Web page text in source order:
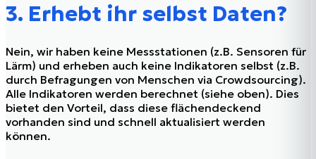
3. Erhebt ihr selbst Daten?
Nein, wir haben keine Messstationen (z.B. Sensoren für
Lärm) und erheben auch keine Indikatoren selbst (z.B.
durch Befragungen von Menschen via Crowdsourcing).
Alle Indikatoren werden berechnet (siehe oben). Dies
bietet den Vorteil, dass diese flächendeckend
vorhanden sind und schnell aktualisiert werden
können.